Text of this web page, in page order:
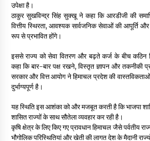
उपेक्षा है।
ठाकुर सुखविन्द्र सिंह सुक्खू ने कहा कि आरडीजी की
वित्तीय स्थिरता, आवश्यक सार्वजनिक सेवाओं की आपूर्ति
रूप से प्रभावित होंगे।
इससे राज्य को सेवा वितरण और बढ़ते कर्ज के बीच कठिन
कहा कि बार-बार पक्ष रखने, विस्तृत ज्ञापन और तकनीकी
सरकार और वित्त आयोग ने हिमाचल प्रदेश की
दुर्भाग्यपूर्ण है।
यह स्थिति इस आशंका को और मजबूत करती है कि भाजपा
शासित राज्यों के साथ सौतेला व्यवहार कर रही है।
कृषि क्षेत्र के लिए किए गए प्रावधान हिमाचल जैसे पर्वतीय
भौगोलिक परिस्थितियां और खेती की लागत देश के मैदानी